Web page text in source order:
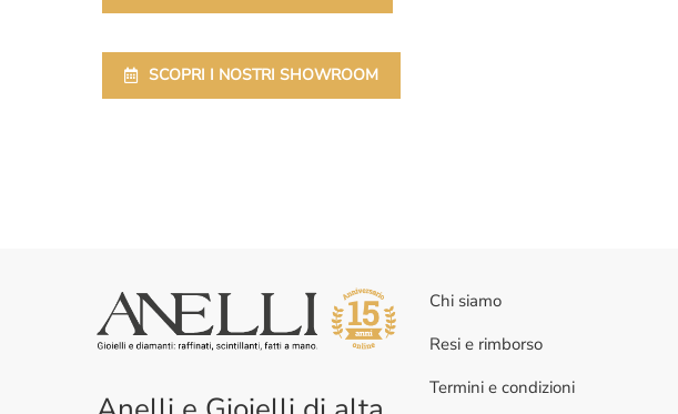
SCOPRI I NOSTRI SHOWROOM
Chi siamo
Resi e rimborso
Termini e condizioni